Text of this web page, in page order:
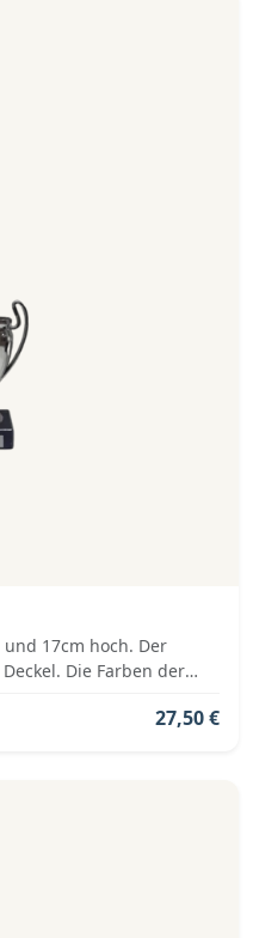
und 17cm hoch. Der
Die Farben der
27,50 €